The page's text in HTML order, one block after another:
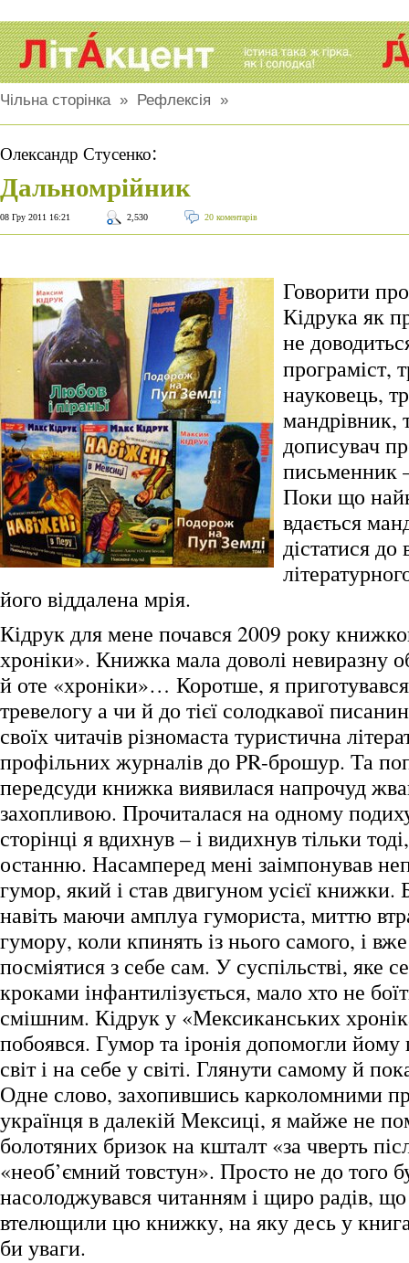
Чільна сторінка» Рефлексія »
Олександр Стусенко:
Дальномрійник
08 Гру 2011 16:21 2,530 20 коментарів
Говорити
Кідрука як
не
програміст,
науковець,
мандрівник,
дописувач
письменник
Поки що
вдається
дістатися
його віддалена мрія.
Кідрук для мене почався 2009 року
хроніки». Книжка мала доволі невиразну
й оте «хроніки»… Коротше, я приготувався
тревелогу а чи й до тієї солодкавої
своїх читачів різномаста туристична
профільних журналів до PR-брошур. Та
передсуди книжка виявилася напрочуд
захопливою. Прочиталася на одному
сторінці я вдихнув – і видихнув тільки
останню. Насамперед мені заімпонував
гумор, який і став двигуном усієї книжки.
навіть маючи амплуа гумориста, миттю
гумору, коли кпинять із нього самого, і
посміятися з себе сам. У суспільстві, яке
кроками інфантилізується, мало хто не
смішним. Кідрук у «Мексиканських
побоявся. Гумор та іронія допомогли йому
світ і на себе у світі. Глянути самому й
Одне слово, захопившись карколомними
українця в далекій Мексиці, я майже не
болотяних бризок на кшталт «за чверть
«необ’ємний товстун». Просто не до того
насолоджувався читанням і щиро радів,
втелющили цю книжку, на яку десь у
би уваги.